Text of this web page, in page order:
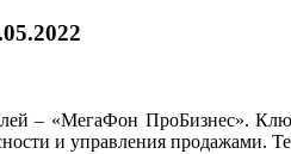
– «МегаФон ПроБизнес».
и управления продажами.